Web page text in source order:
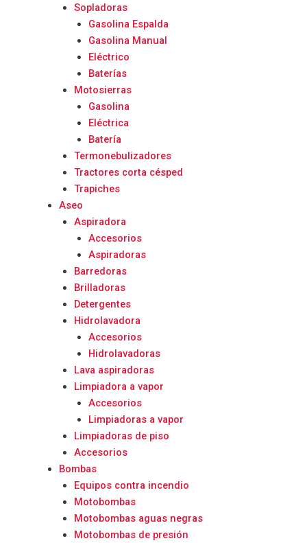
Sopladoras
Gasolina Espalda
Gasolina Manual
Eléctrico
Baterías
Motosierras
Gasolina
Eléctrica
Batería
Termonebulizadores
Tractores corta césped
Trapiches
Aseo
Aspiradora
Accesorios
Aspiradoras
Barredoras
Brilladoras
Detergentes
Hidrolavadora
Accesorios
Hidrolavadoras
Lava aspiradoras
Limpiadora a vapor
Accesorios
Limpiadoras a vapor
Limpiadoras de piso
Accesorios
Bombas
Equipos contra incendio
Motobombas
Motobombas aguas negras
Motobombas de presión